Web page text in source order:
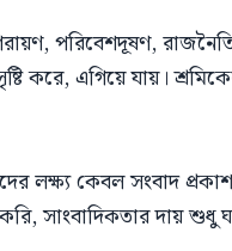
পরিবেশদূষণ,
করে, এগিয়ে যায়।
কেবল সংবাদ প্রকাশ
সাংবাদিকতার দায়